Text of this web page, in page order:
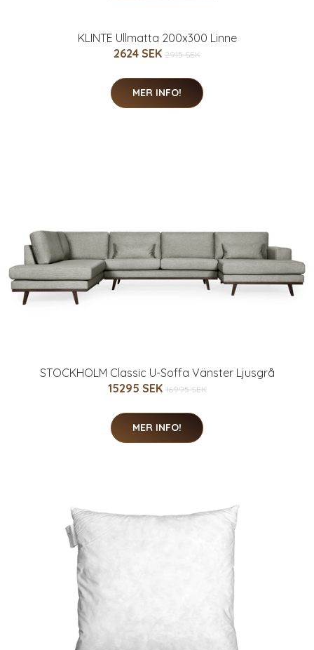
KLINTE Ullmatta 200x300 Linne
2624 SEK 2915 SEK
MER INFO!
STOCKHOLM Classic U-Soffa Vänster Ljusgrå
15295 SEK 16995 SEK
MER INFO!